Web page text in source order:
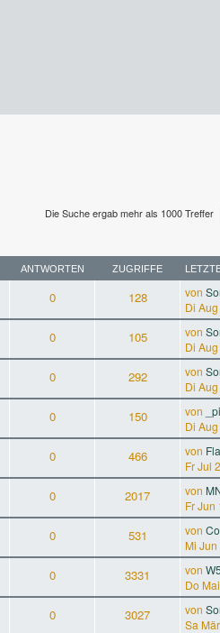
Die Suche ergab mehr als 1000 Treffer
ANTWORTEN ZUGRIFFE
0 128 von
Di
0 105 von
Di
0 292 von
Di
0 150 von
Di
0 466 von
Fr Jul
0 2017 von
Fr Jun
0 531 von
Mi
0 3331 von
Do
0 3027 von
Sa